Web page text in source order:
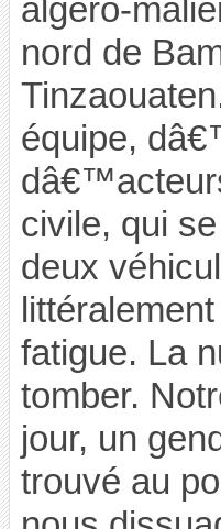
algéro-
nord de
équipe,
civile, qui
deux
fatigue. La
tomber.
jour, un
trouvé au